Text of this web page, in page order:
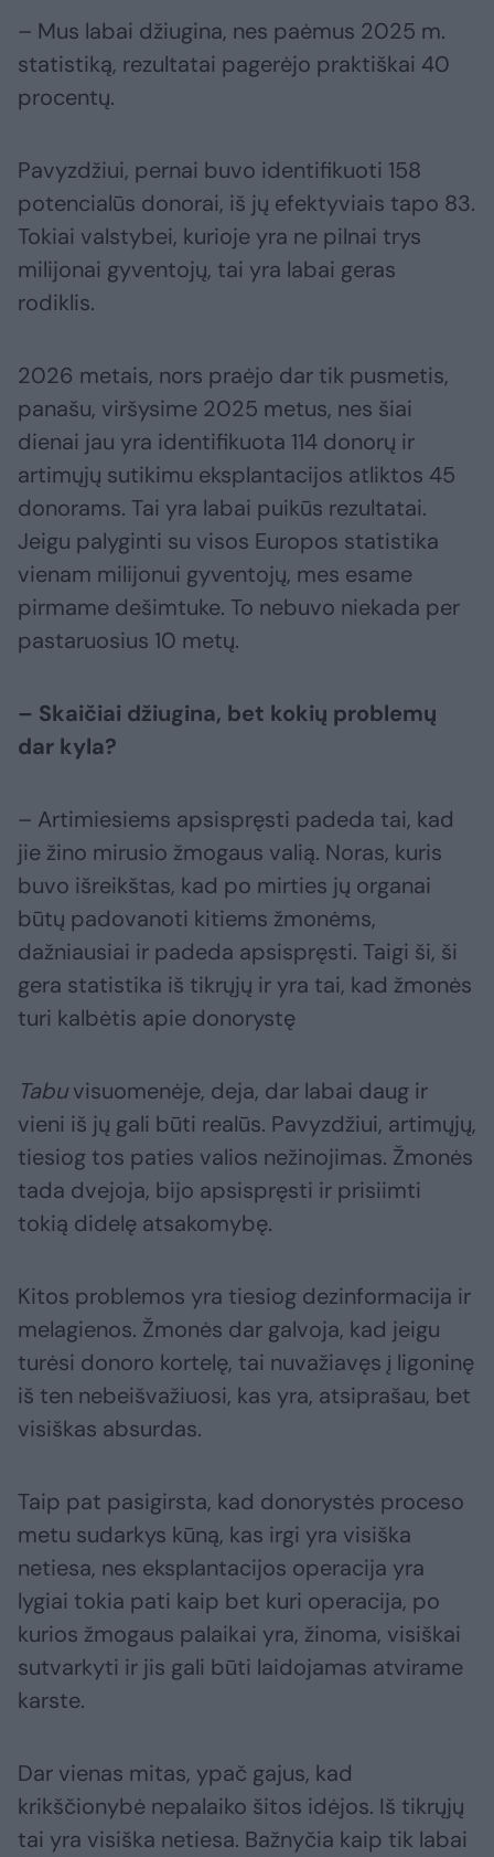
– Mus labai džiugina, nes paėmus 2025 m.
statistiką, rezultatai pagerėjo praktiškai 40
procentų.
Pavyzdžiui, pernai buvo identifikuoti 158
potencialūs donorai, iš jų efektyviais tapo 83.
Tokiai valstybei, kurioje yra ne pilnai trys
milijonai gyventojų, tai yra labai geras
rodiklis.
2026 metais, nors praėjo dar tik pusmetis,
panašu, viršysime 2025 metus, nes šiai
dienai jau yra identifikuota 114 donorų ir
artimųjų sutikimu eksplantacijos atliktos 45
donorams. Tai yra labai puikūs rezultatai.
Jeigu palyginti su visos Europos statistika
vienam milijonui gyventojų, mes esame
pirmame dešimtuke. To nebuvo niekada per
pastaruosius 10 metų.
– Skaičiai džiugina, bet kokių problemų
dar kyla?
– Artimiesiems apsispręsti padeda tai, kad
jie žino mirusio žmogaus valią. Noras, kuris
buvo išreikštas, kad po mirties jų organai
būtų padovanoti kitiems žmonėms,
dažniausiai ir padeda apsispręsti. Taigi ši, ši
gera statistika iš tikrųjų ir yra tai, kad žmonės
turi kalbėtis apie donorystę
Tabuvisuomenėje, deja, dar labai daug ir
vieni iš jų gali būti realūs. Pavyzdžiui, artimųjų,
tiesiog tos paties valios nežinojimas. Žmonės
tada dvejoja, bijo apsispręsti ir prisiimti
tokią didelę atsakomybę.
Kitos problemos yra tiesiog dezinformacija ir
melagienos. Žmonės dar galvoja, kad jeigu
turėsi donoro kortelę, tai nuvažiavęs į ligoninę
iš ten nebeišvažiuosi, kas yra, atsiprašau, bet
visiškas absurdas.
Taip pat pasigirsta, kad donorystės proceso
metu sudarkys kūną, kas irgi yra visiška
netiesa, nes eksplantacijos operacija yra
lygiai tokia pati kaip bet kuri operacija, po
kurios žmogaus palaikai yra, žinoma, visiškai
sutvarkyti ir jis gali būti laidojamas atvirame
karste.
Dar vienas mitas, ypač gajus, kad
krikščionybė nepalaiko šitos idėjos. Iš tikrųjų
tai yra visiška netiesa. Bažnyčia kaip tik labai